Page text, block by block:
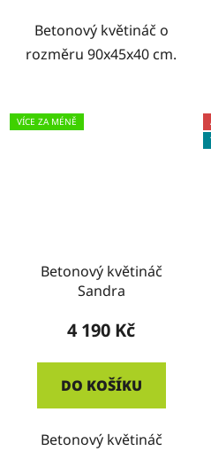
Betonový květináč o
rozměru 90x45x40 cm.
VÍCE ZA MÉNĚ
Betonový květináč
Sandra
4 190 Kč
DO KOŠÍKU
Betonový květináč